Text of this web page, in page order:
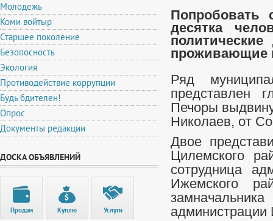
Молодежь
Коми войтыр
Старшее поколение
Безопосность
Экология
Противодействие коррупции
Будь бдителен!
Опрос
Документы редакции
ДОСКА ОБЪЯВЛЕНИЙ
Продам Куплю Услуги
десятка
проживающие
Ряд
представлен
Печоры
Николаев, от
Двое
Цилемского
сотрудница
Ижемского
администрации